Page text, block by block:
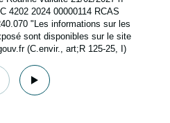
4202 2024 00000114 RCAS
"Les informations sur les
sont disponibles sur le site
(C.envir., art;R 125-25, I)